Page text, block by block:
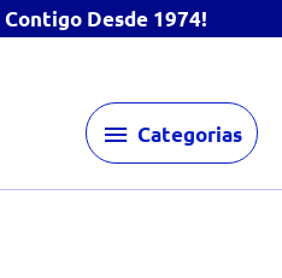
Contigo Desde 1974!
Categorias
Categorias